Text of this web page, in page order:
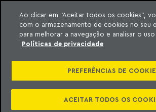
o conteúdo
Machado Meyer
MACHADO
RECEBE SELO
Ao clicar em “Aceitar todos os cookies”,
com o armazenamento de cookies no seu
para melhorar a navegação e analisar o
Políticas de privacidade
PREFERÊNCIAS DE
ACEITAR TODOS OS